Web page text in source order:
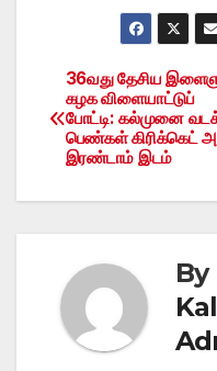
Post
36வது தேசிய
கழக விளையாட்டுப்
போட்டி: கல்முனை
பெண்கள் கிரிக்கெட்
இரண்டாம் இடம்
By